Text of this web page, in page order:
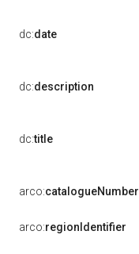
dc:date
dc:description
dc:title
arco:catalogueNumber
arco:regionIdentifier